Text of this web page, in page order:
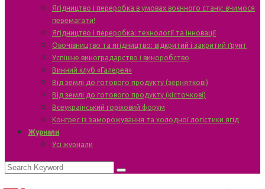
Ягідництво і переробка в умовах воєнного стану: вчимося
перемагати!
Ягідництво і переробка: технології та інновації
Овочівництво та ягідництво: відкритий і закритий ґрунт
Успішне виноградарство і виноробство
Винний клуб «Галерея»
Від землі до готового продукту (зерняткові)
Від землі до готового продукту (кісточкові)
Всеукраїнський горіховий форум
Конгрес із заморожування та холодної логістики ягід
Журнали
Усі журнали